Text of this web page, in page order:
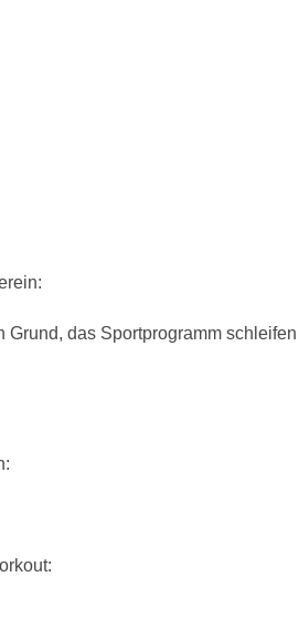
das Sportprogramm